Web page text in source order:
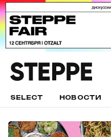
SELECT НОВОСТИ